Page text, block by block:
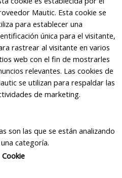
Mautic. Esta cookie se
para establecer una
única para el visitante,
rastrear al visitante en varios
web con el fin de mostrarles
relevantes. Las cookies de
se utilizan para respaldar las
de marketing.
son las que se están analizando
categoría.
Cookie